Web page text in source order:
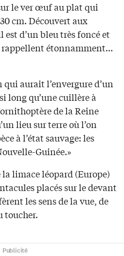
le ver œuf au plat qui
cm. Découvert aux
d’un bleu très foncé et
rappellent étonnamment…
aurait l’envergure d’un
long qu’une cuillère à
de la Reine
lieu sur terre où l’on
à l’état sauvage: les
Guinée.»
la limace léopard (Europe)
placés sur le devant
les sens de la vue, de
toucher.
Publicité